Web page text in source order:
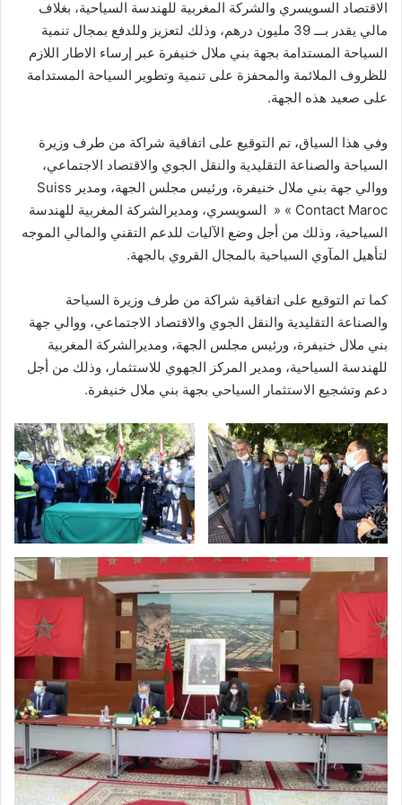
الاقتصاد السويسري والشركة المغربية للهندسة السياحية، بغلاف
مالي يقدر بـــ 39 مليون درهم، وذلك لتعزيز وللدفع بمجال تنمية
السياحة المستدامة بجهة بني ملال خنيفرة عبر إرساء الاطار اللازم
للظروف الملائمة والمحفزة على تنمية وتطوير السياحة المستدامة
على صعيد هذه الجهة.
وفي هذا السياق، تم التوقيع على اتفاقية شراكة من طرف وزيرة
السياحة والصناعة التقليدية والنقل الجوي والاقتصاد الاجتماعي،
ووالي جهة بني ملال خنيفرة، ورئيس مجلس الجهة، ومدير Suiss
Contact Maroc » « السويسري، ومديرالشركة المغربية للهندسة
السياحية، وذلك من أجل وضع الآليات للدعم التقني والمالي الموجه
لتأهيل المآوي السياحية بالمجال القروي بالجهة.
كما تم التوقيع على اتفاقية شراكة من طرف وزيرة السياحة
والصناعة التقليدية والنقل الجوي والاقتصاد الاجتماعي، ووالي جهة
بني ملال خنيفرة، ورئيس مجلس الجهة، ومديرالشركة المغربية
للهندسة السياحية، ومدير المركز الجهوي للاستثمار، وذلك من أجل
دعم وتشجيع الاستثمار السياحي بجهة بني ملال خنيفرة.